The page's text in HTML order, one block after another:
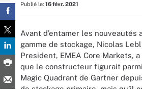
Publié le: 16 févr. 2021
Avant d’entamer les nouveautés
gamme de stockage, Nicolas
President, EMEA Core Markets, a
que le constructeur figurait
Magic Quadrant de Gartner